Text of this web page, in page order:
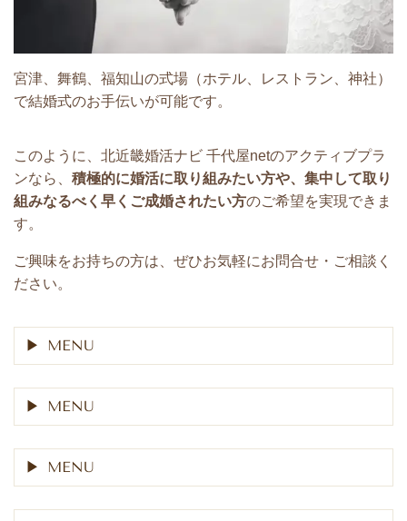
宮津、舞鶴、福知山の式場（ホテル、レストラン、神社）
で結婚式のお手伝いが可能です。
このように、北近畿婚活ナビ 千代屋netのアクティブプラ
ンなら、 積極的に婚活に取り組みたい方や、集中して取り
組みなるべく早くご成婚されたい方のご希望を実現できま
す。
ご興味をお持ちの方は、ぜひお気軽にお問合せ・ご相談く
ださい。
MENU
MENU
MENU